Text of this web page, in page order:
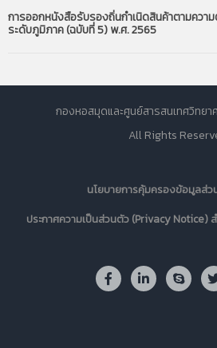
การออกหนังสือรับรองถิ่นกำเนิดสินค้าตามควา
ระดับภูมิภาค (ฉบับที่ 5) พ.ศ. 2565
กองหอสมุดและศูนย์สารสนเทศวิทยา
All Rights
นโยบายการคุ้มครองข้อมูลส่
ประกาศความเป็นส่วนตัว (Privacy Notice)